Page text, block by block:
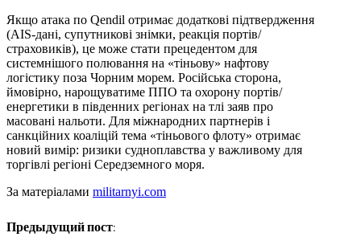
Якщо атака по Qendil отримає додаткові підтвердження
(AIS-дані, супутникові знімки, реакція портів/
страховиків), це може стати прецедентом для
системнішого полювання на «тіньову» нафтову
логістику поза Чорним морем. Російська сторона,
ймовірно, нарощуватиме ППО та охорону портів/
енергетики в південних регіонах на тлі заяв про
масовані нальоти. Для міжнародних партнерів і
санкційних коаліцій тема «тіньового флоту» отримає
новий вимір: ризики судноплавства у важливому для
торгівлі регіоні Середземного моря.
За матеріалами militarnyi.com
Предыдущий пост: